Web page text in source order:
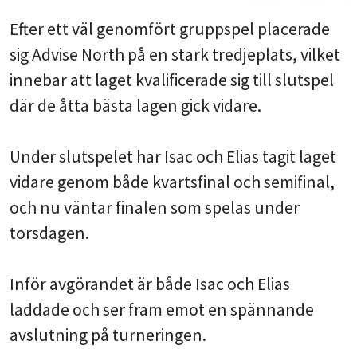
Efter ett väl genomfört gruppspel placerade
sig Advise North på en stark tredjeplats, vilket
innebar att laget kvalificerade sig till slutspel
där de åtta bästa lagen gick vidare.
Under slutspelet har Isac och Elias tagit laget
vidare genom både kvartsfinal och semifinal,
och nu väntar finalen som spelas under
torsdagen.
Inför avgörandet är både Isac och Elias
laddade och ser fram emot en spännande
avslutning på turneringen.